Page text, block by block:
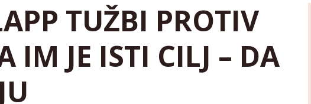
TUŽBI PROTIV
IM JE ISTI CILJ – DA